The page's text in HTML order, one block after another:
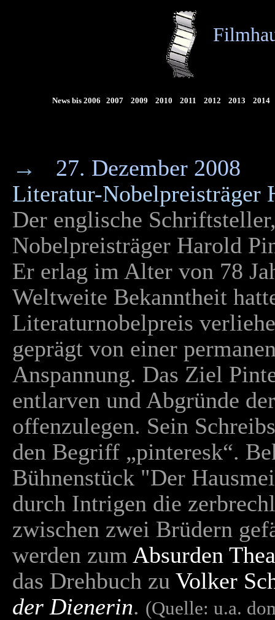
News bis 2006 2007 2009 2010 2011 2012 2013 2014
→
27. Dezember 2008
Literatur-Nobelpreisträger
Der englische
Nobelpreisträger Harold
Er erlag im Alter von 78
Weltweite Bekanntheit
Literaturnobelpreis
geprägt von einer
Anspannung. Das Ziel
entlarven und Abgründe
offenzulegen. Sein
den Begriff „pinteresk“.
Bühnenstück "Der
durch Intrigen die
zwischen zwei Brüdern
werden zum Absurden
das Drehbuch zu Volker
der Dienerin. (Quelle: u.a.